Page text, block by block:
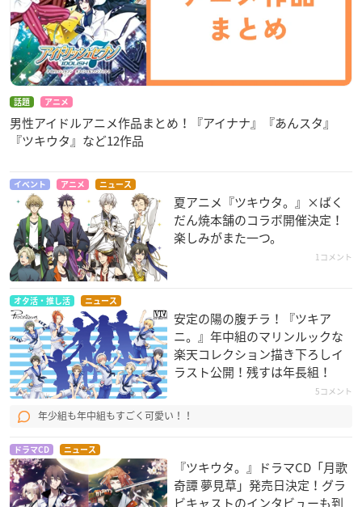
なんてことない毎日が、キラキラの宝
物。
TV放送開始の『ツキウタ。 THE ANIM
ATION2』がパッケージ化！
第1巻には第1話と第2話を収録！
パッケージ封入のCDには収録話数の
さらに特典映像としてSix Gravityが歌う主題歌「Paint It Blac
k」のノンテロップオープニング映像＆振付映像を収録！
≪収録内容≫
第1話「1秒前よりも……」
第2話「奏でたい想い」
▼ご予約・ご購入はこちらから
Blu-ray／ DVD
話題 アニメ
男性アイドルアニメ作品まとめ！『アイナナ』『あんスタ』
『ツキウタ』など12作品
イベント アニメ ニュース
夏アニメ『ツキウタ。』×ばく
だん焼本舗のコラボ開催決定！
楽しみがまた一つ。
1コメント
オタ活・推し活 ニュース
安定の陽の腹チラ！『ツキア
ニ。』年中組のマリンルックな
楽天コレクション描き下ろしイ
ラスト公開！残すは年長組！
5コメント
年少組も年中組もすごく可愛い！！
ドラマCD ニュース
『ツキウタ。』ドラマCD「月歌
奇譚 夢見草」発売日決定！グラ
ビキャストのインタビューも到